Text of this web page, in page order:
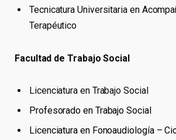
Tecnicatura Universitaria en
Terapéutico
Facultad de Trabajo Social
Licenciatura en Trabajo Social
Profesorado en Trabajo Social
Licenciatura en Fonoaudiología –